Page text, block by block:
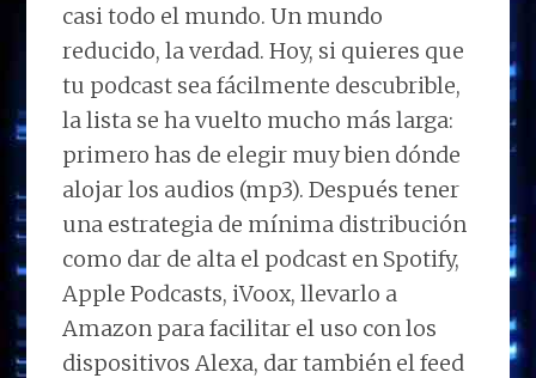
casi todo el mundo. Un mundo
reducido, la verdad. Hoy, si quieres que
tu podcast sea fácilmente descubrible,
la lista se ha vuelto mucho más larga:
primero has de elegir muy bien dónde
alojar los audios (mp3). Después tener
una estrategia de mínima distribución
como dar de alta el podcast en Spotify,
Apple Podcasts, iVoox, llevarlo a
Amazon para facilitar el uso con los
dispositivos Alexa, dar también el feed